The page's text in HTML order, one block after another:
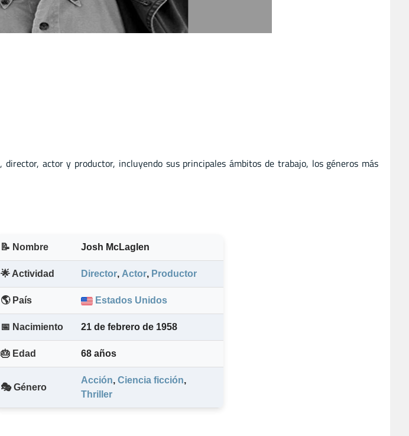
, director, actory productor, incluyendo sus principales ámbitos de trabajo, los géneros más
📝 Nombre Josh McLaglen
🌟 Actividad Director, Actor, Productor
🌎 País Estados Unidos
📅 Nacimiento 21 de febrero de 1958
🎂 Edad 68 años
🎭 Género
Acción, Ciencia ficción,
Thriller